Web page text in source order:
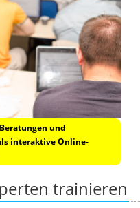
und
interaktive Online-
trainieren